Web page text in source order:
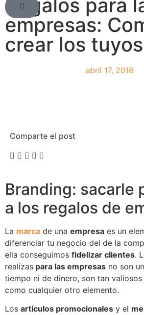
Regalos para
empresas:
crear los tuyos
abril 17, 2018
Comparte el post
Branding: sacarle
a los regalos de
La marca de una empresa es un
diferenciar tu negocio del de la
ella conseguimos fidelizar clientes.
realizas para las empresas no son
tiempo ni de dinero, son tan
como cualquier otro elemento.
Los artículos promocionales y el